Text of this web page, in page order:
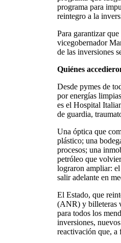
programa para
reintegro a la
Para garantizar
vicegobernador
de las inversiones
Quiénes
Desde pymes de
por energías
es el Hospital
de guardia,
Una óptica que
plástico; una
procesos; una
petróleo que
lograron ampliar:
salir adelante en
El Estado, que
(ANR) y billeteras
para todos los
inversiones,
reactivación que, a